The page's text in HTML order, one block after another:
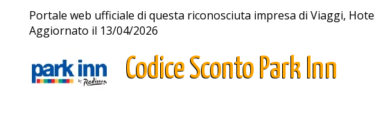
Portale web ufficiale di questa riconosciuta impresa di Viaggi,
Aggiornato il 13/04/2026
Codice Sconto Park Inn